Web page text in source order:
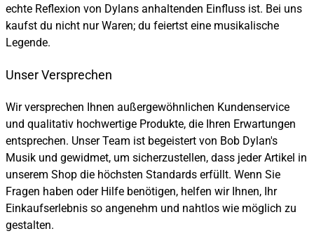
echte Reflexion von Dylans anhaltenden Einfluss ist. Bei uns
kaufst du nicht nur Waren; du feiertst eine musikalische
Legende.
Unser Versprechen
Wir versprechen Ihnen außergewöhnlichen Kundenservice
und qualitativ hochwertige Produkte, die Ihren Erwartungen
entsprechen. Unser Team ist begeistert von Bob Dylan's
Musik und gewidmet, um sicherzustellen, dass jeder Artikel in
unserem Shop die höchsten Standards erfüllt. Wenn Sie
Fragen haben oder Hilfe benötigen, helfen wir Ihnen, Ihr
Einkaufserlebnis so angenehm und nahtlos wie möglich zu
gestalten.